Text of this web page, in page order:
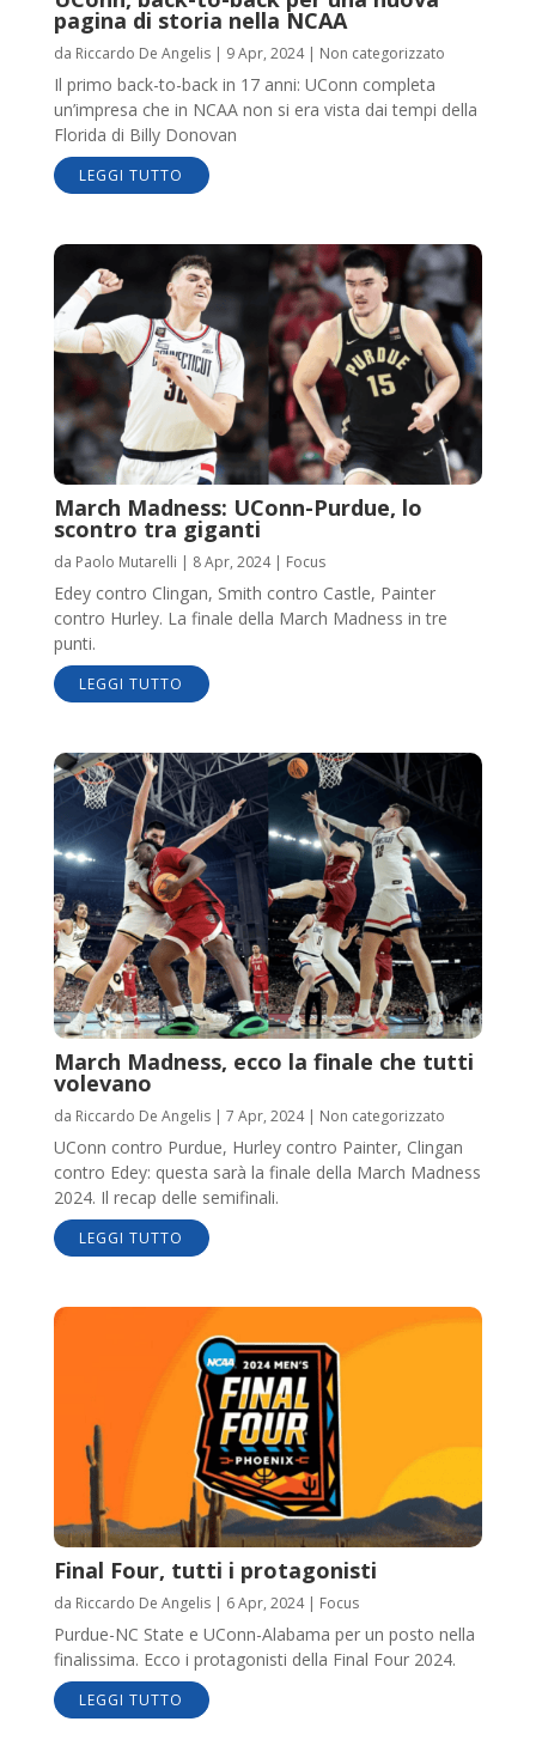
pagina di storia nella NCAA
da Riccardo De Angelis| 9 Apr, 2024| Non categorizzato
Il primo back-to-back in 17 anni: UConn completa
un’impresa che in NCAA non si era vista dai tempi della
Florida di Billy Donovan
LEGGI TUTTO
March Madness: UConn-Purdue, lo
scontro tra giganti
da Paolo Mutarelli | 8 Apr, 2024| Focus
Edey contro Clingan, Smith contro Castle, Painter
contro Hurley. La finale della March Madness in tre
punti.
LEGGI TUTTO
March Madness, ecco la finale che tutti
volevano
da Riccardo De Angelis| 7 Apr, 2024| Non categorizzato
UConn contro Purdue, Hurley contro Painter, Clingan
contro Edey: questa sarà la finale della March Madness
2024. Il recap delle semifinali.
LEGGI TUTTO
Final Four, tutti i protagonisti
da Riccardo De Angelis| 6 Apr, 2024| Focus
Purdue-NC State e UConn-Alabama per un posto nella
finalissima. Ecco i protagonisti della Final Four 2024.
LEGGI TUTTO